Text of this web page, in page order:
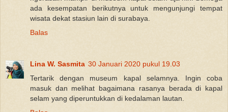
ada kesempatan berikutnya untuk mengunjungi tempat
wisata dekat stasiun lain di surabaya.
Balas
Lina W. Sasmita 30 Januari 2020 pukul 19.03
Tertarik dengan museum kapal selamnya. Ingin coba
masuk dan melihat bagaimana rasanya berada di kapal
selam yang diperuntukkan di kedalaman lautan.